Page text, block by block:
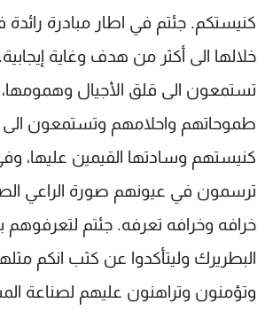
كنيستكم. جئتم في اطار مبادرة
خلالها الى أكثر من هدف وغاية
تستمعون الى قلق الأجيال
طموحاتهم واحلامهم وتستمعون الى
كنيستهم وسادتها القيمين عليها،
ترسمون في عيونهم صورة الراعي
خرافه وخرافه تعرفه. جئتم
البطريرك وليتأكدوا عن كثب انكم
وتؤمنون وتراهنون عليهم لصناعة